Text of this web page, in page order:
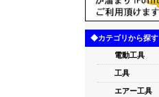
◆カテゴリから探す
電動工具
工具
エアー工具